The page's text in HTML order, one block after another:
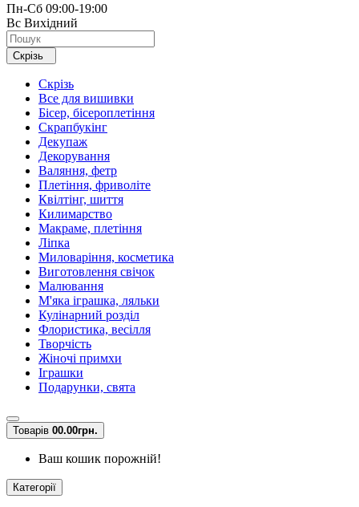
Пн-Сб 09:00-19:00
Вс Вихідний
Скрізь
Скрізь
Все для вишивки
Бісер, бісероплетіння
Скрапбукінг
Декупаж
Декорування
Валяння, фетр
Плетіння, фриволіте
Квілтінг, шиття
Килимарство
Макраме, плетіння
Ліпка
Миловаріння, косметика
Виготовлення свічок
Малювання
М'яка іграшка, ляльки
Кулінарний розділ
Флористика, весілля
Творчість
Жіночі примхи
Іграшки
Подарунки, свята
Товарів 00.00грн.
Ваш кошик порожній!
Категорії